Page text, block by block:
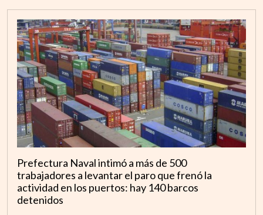
Prefectura Naval intimó a más de 500
trabajadores a levantar el paro que frenó la
actividad en los puertos: hay 140 barcos
detenidos